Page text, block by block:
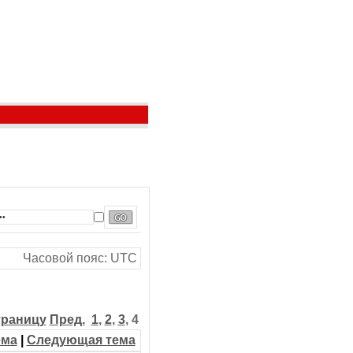
Часовой пояс: UTC
Пред. 1, 2, 3, 4
| Следующая тема